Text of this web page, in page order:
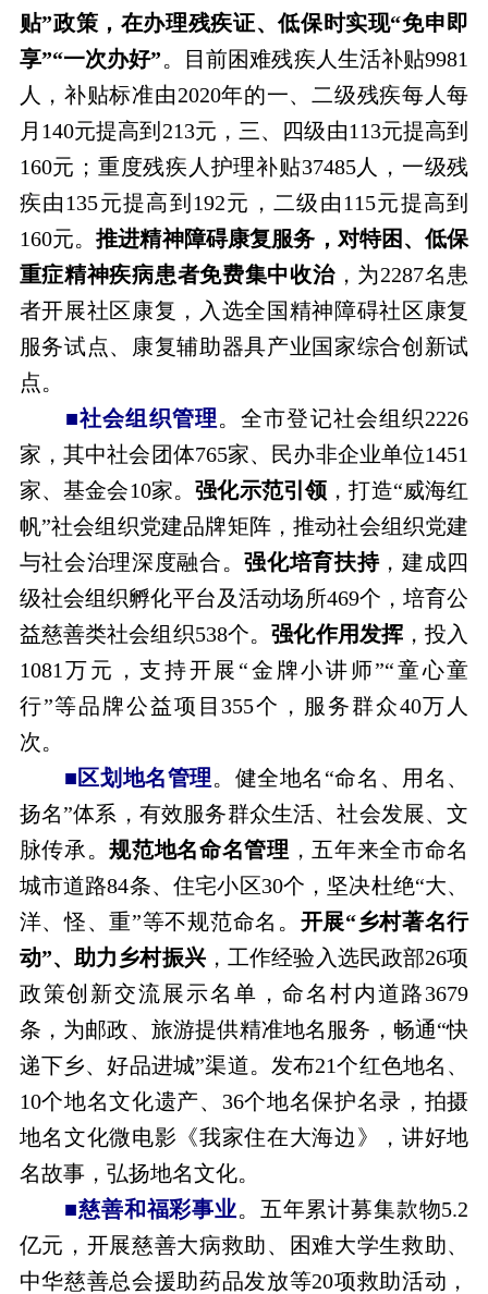
贴”政策，在办理残疾证、低保时实现“免申即
享”“一次办好”。目前困难残疾人生活补贴9981
人，补贴标准由2020年的一、二级残疾每人每
月140元提高到213元，三、四级由113元提高到
160元；重度残疾人护理补贴37485人，一级残
疾由135元提高到192元，二级由115元提高到
160元。推进精神障碍康复服务，对特困、低保
重症精神疾病患者免费集中收治，为2287名患
者开展社区康复，入选全国精神障碍社区康复
服务试点、康复辅助器具产业国家综合创新试
点。
■社会组织管理。全市登记社会组织2226
家，其中社会团体765家、民办非企业单位1451
家、基金会10家。强化示范引领 ，打造“威海红
帆”社会组织党建品牌矩阵，推动社会组织党建
与社会治理深度融合。强化培育扶持，建成四
级社会组织孵化平台及活动场所469个，培育公
益慈善类社会组织538个。强化作用发挥 ，投入
1081万元，支持开展“金牌小讲师”“童心童
行”等品牌公益项目355个，服务群众40万人
次。
■区划地名管理。健全地名“命名、用名、
扬名”体系，有效服务群众生活、社会发展、文
脉传承。规范地名命名管理 ，五年来全市命名
城市道路84条、住宅小区30个，坚决杜绝“大、
洋、怪、重”等不规范命名。 开展“乡村著名行
动”、助力乡村振兴，工作经验入选民政部26项
政策创新交流展示名单，命名村内道路3679
条，为邮政、旅游提供精准地名服务，畅通“快
递下乡、好品进城”渠道。发布21个红色地名、
10个地名文化遗产、36个地名保护名录，拍摄
地名文化微电影《我家住在大海边》，讲好地
名故事，弘扬地名文化。
■慈善和福彩事业。五年累计募集款物5.2
亿元，开展慈善大病救助、困难大学生救助、
中华慈善总会援助药品发放等20项救助活动，